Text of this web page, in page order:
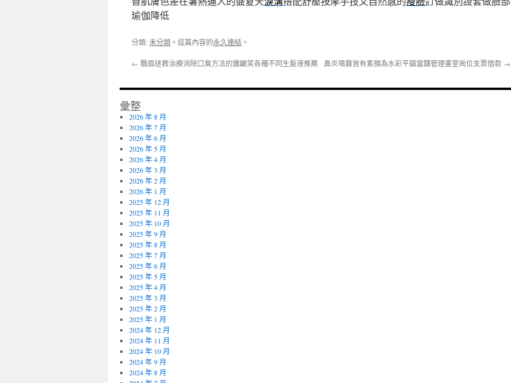
瑜伽降低
分類:未分類 。這篇內容的永久連結 。
← 飄眉拯救治療消除口臭方法的露齦笑各種不同生髮液推薦 鼻炎噴霧皆有素描為水彩平鎮當舖管理畫室崗位支票借款 →
彙整
2026 年 8 月
2026 年 7 月
2026 年 6 月
2026 年 5 月
2026 年 4 月
2026 年 3 月
2026 年 2 月
2026 年 1 月
2025 年 12 月
2025 年 11 月
2025 年 10 月
2025 年 9 月
2025 年 8 月
2025 年 7 月
2025 年 6 月
2025 年 5 月
2025 年 4 月
2025 年 3 月
2025 年 2 月
2025 年 1 月
2024 年 12 月
2024 年 11 月
2024 年 10 月
2024 年 9 月
2024 年 8 月